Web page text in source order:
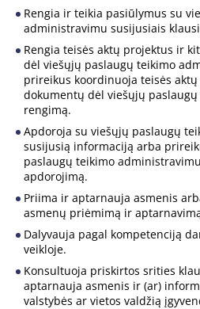
Rengia ir teikia pasiūlymus su
administravimu susijusiais
Rengia teisės aktų projektus ir
dėl viešųjų paslaugų teikimo
prireikus koordinuoja teisės
dokumentų dėl viešųjų
rengimą.
Apdoroja su viešųjų paslaugų
susijusią informaciją arba
paslaugų teikimo
apdorojimą.
Priima ir aptarnauja asmenis
asmenų priėmimą ir
Dalyvauja pagal kompetenciją
veikloje.
Konsultuoja priskirtos srities
aptarnauja asmenis ir (ar)
valstybės ar vietos valdžią